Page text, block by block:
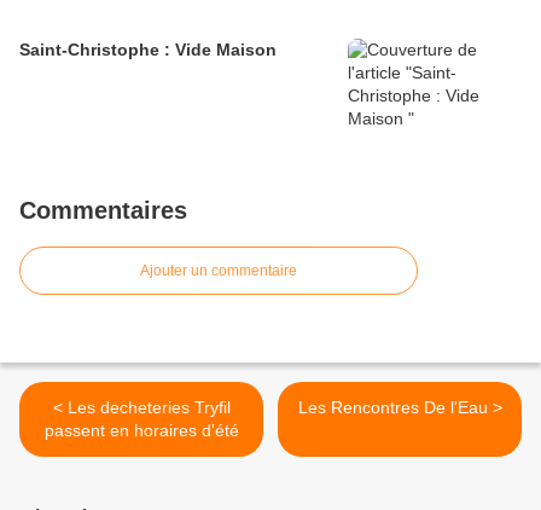
Saint-Christophe : Vide Maison
Commentaires
Ajouter un commentaire
< Les decheteries Tryfil
passent en horaires d'été
Les Rencontres De l'Eau >